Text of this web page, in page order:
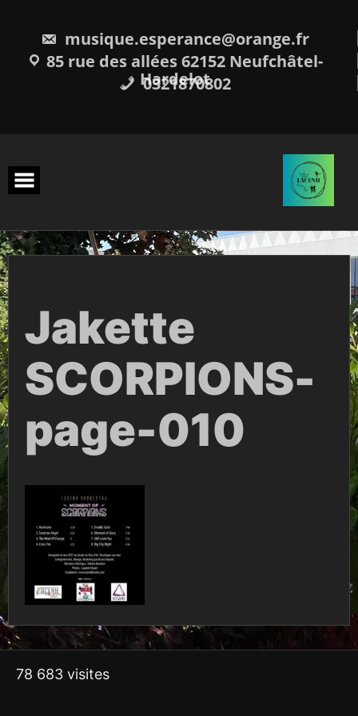
musique.esperance@orange.fr
85 rue des allées 62152 Neufchâtel-
Hardelot
0321870802
Jakette
SCORPIONS-
page-010
78 683 visites